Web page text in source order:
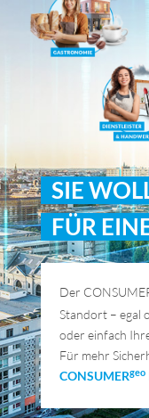
Der
Standort – egal
oder einfach
Für mehr
CONSUMERgeo
FÜR
SIE